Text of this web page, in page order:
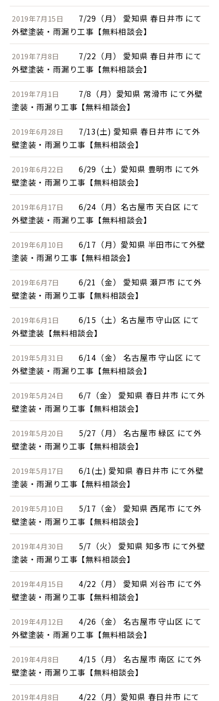
2019年7月15日
7/29（月） 愛知県 春日井市 にて
外壁塗装・雨漏り工事【無料相談会】
2019年7月8日
7/22（月） 愛知県 春日井市 にて
外壁塗装・雨漏り工事【無料相談会】
2019年7月1日
7/8（月）愛知県 常滑市 にて外壁
塗装・雨漏り工事【無料相談会】
2019年6月28日
7/13(土) 愛知県 春日井市 にて外
壁塗装・雨漏り工事【無料相談会】
2019年6月22日
6/29（土）愛知県 豊明市 にて外
壁塗装・雨漏り工事【無料相談会】
2019年6月17日
6/24（月）名古屋市 天白区 にて
外壁塗装・雨漏り工事【無料相談会】
2019年6月10日
6/17（月）愛知県 半田市にて外壁
塗装・雨漏り工事【無料相談会】
2019年6月7日
6/21（金） 愛知県 瀬戸市 にて外
壁塗装・雨漏り工事【無料相談会】
2019年6月1日
6/15（土）名古屋市 守山区 にて
外壁塗装【無料相談会】
2019年5月31日
6/14（金） 名古屋市 守山区 にて
外壁塗装・雨漏り工事【無料相談会】
2019年5月24日
6/7（金） 愛知県 春日井市 にて外
壁塗装・雨漏り工事【無料相談会】
2019年5月20日
5/27（月） 名古屋市 緑区 にて外
壁塗装・雨漏り工事【無料相談会】
2019年5月17日
6/1(土) 愛知県 春日井市 にて外壁
塗装・雨漏り工事【無料相談会】
2019年5月10日
5/17（金） 愛知県 西尾市 にて外
壁塗装・雨漏り工事【無料相談会】
2019年4月30日
5/7（火） 愛知県 知多市 にて外壁
塗装・雨漏り工事【無料相談会】
2019年4月15日
4/22（月） 愛知県 刈谷市 にて外
壁塗装・雨漏り工事【無料相談会】
2019年4月12日
4/26（金） 名古屋市 守山区 にて
外壁塗装・雨漏り工事【無料相談会】
2019年4月8日
4/15（月） 名古屋市 南区 にて外
壁塗装・雨漏り工事【無料相談会】
2019年4月8日 4/22（月）愛知県 春日井市 にて